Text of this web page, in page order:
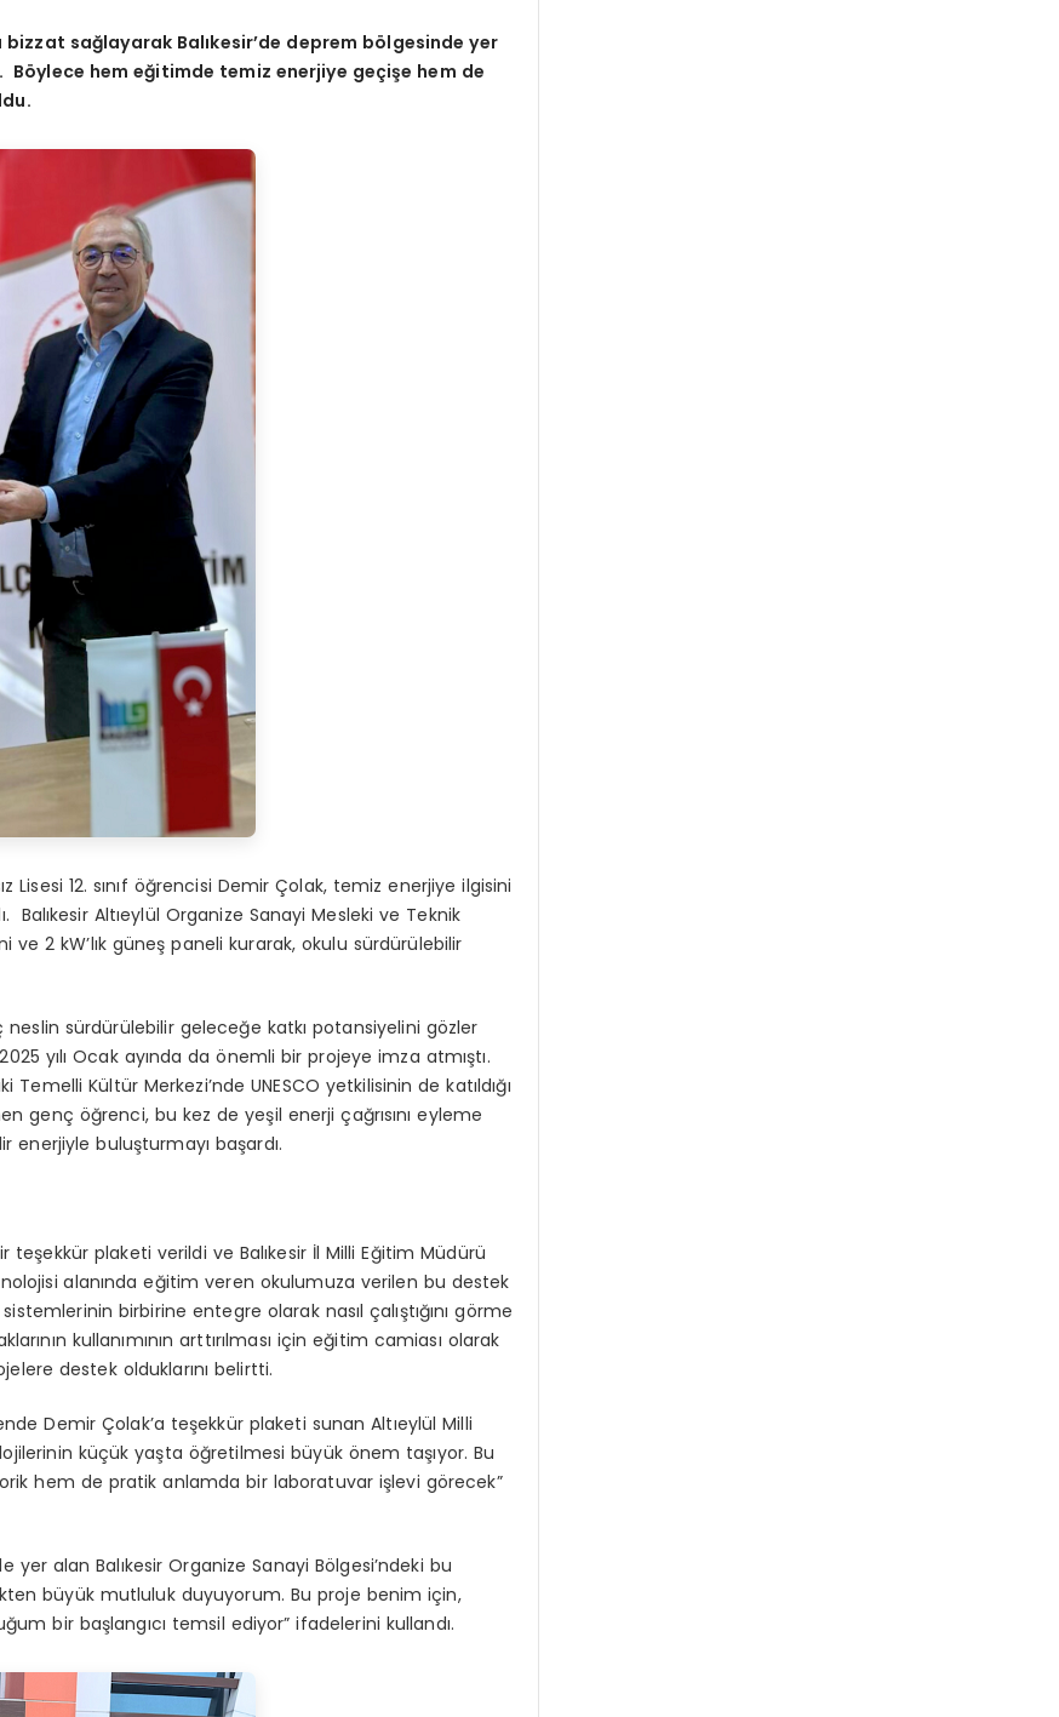
bizzat sağlayarak Balıkesir’de deprem bölgesinde yer
Böylece hem eğitimde temiz enerjiye geçişe hem de
Lisesi 12. sınıf öğrencisi Demir Çolak, temiz enerjiye ilgisini
Balıkesir Altıeylül Organize Sanayi Mesleki ve Teknik
ve 2 kW’lık güneş paneli kurarak, okulu sürdürülebilir
sürdürülebilir geleceğe katkı potansiyelini gözler
yılı Ocak ayında da önemli bir projeye imza atmıştı.
Kültür Merkezi’nde UNESCO yetkilisinin de katıldığı
genç öğrenci, bu kez de yeşil enerji çağrısını eyleme
buluşturmayı başardı.
teşekkür plaketi verildi ve Balıkesir İl Milli Eğitim Müdürü
alanında eğitim veren okulumuza verilen bu destek
birbirine entegre olarak nasıl çalıştığını görme
kullanımının arttırılması için eğitim camiası olarak
destek olduklarını belirtti.
Demir Çolak’a teşekkür plaketi sunan Altıeylül Milli
küçük yaşta öğretilmesi büyük önem taşıyor. Bu
hem de pratik anlamda bir laboratuvar işlevi görecek”
alan Balıkesir Organize Sanayi Bölgesi’ndeki bu
büyük mutluluk duyuyorum. Bu proje benim için,
bir başlangıcı temsil ediyor” ifadelerini kullandı.